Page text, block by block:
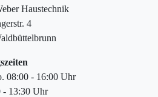
Haustechnik
4
08:00 - 16:00 Uhr
- 13:30 Uhr